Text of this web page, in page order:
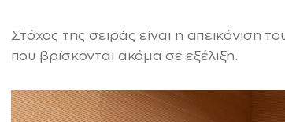
Στόχος της σειράς είναι η απεικόνιση
που βρίσκονται ακόμα σε εξέλιξη.